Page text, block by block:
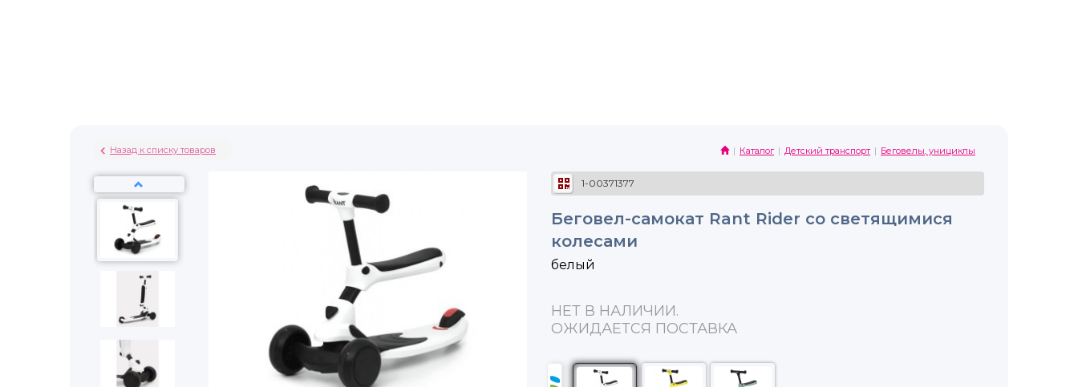
Назад к списку товаров Каталог Детский транспорт Беговелы, унициклы
1-00371377
Беговел-самокат Rant Rider со светящимися
колесами
белый
НЕТ В НАЛИЧИИ.
ОЖИДАЕТСЯ ПОСТАВКА